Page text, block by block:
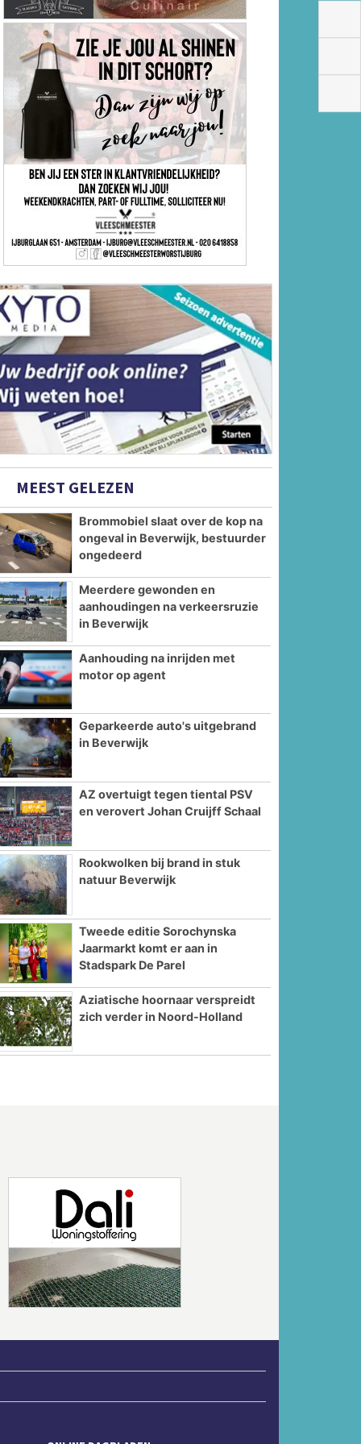
MEEST GELEZEN
Brommobiel slaat over de kop na
ongeval in Beverwijk, bestuurder
ongedeerd
Meerdere gewonden en
aanhoudingen na verkeersruzie
in Beverwijk
Aanhouding na inrijden met
motor op agent
Geparkeerde auto's uitgebrand
in Beverwijk
AZ overtuigt tegen tiental PSV
en verovert Johan Cruijff Schaal
Rookwolken bij brand in stuk
natuur Beverwijk
Tweede editie Sorochynska
Jaarmarkt komt er aan in
Stadspark De Parel
Aziatische hoornaar verspreidt
zich verder in Noord-Holland